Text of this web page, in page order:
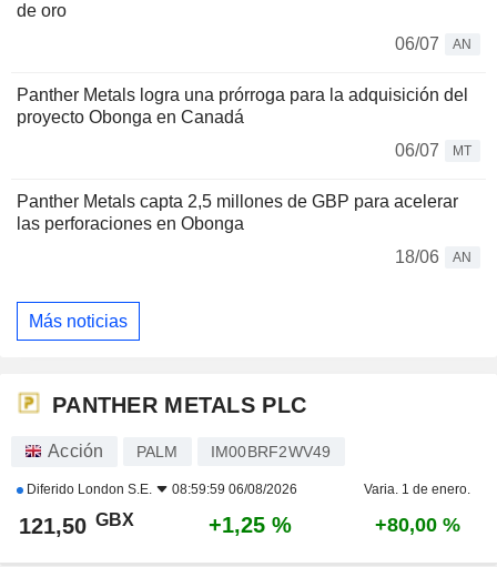
de oro
06/07
AN
Panther Metals logra una prórroga para la adquisición del
proyecto Obonga en Canadá
06/07
MT
Panther Metals capta 2,5 millones de GBP para acelerar
las perforaciones en Obonga
18/06
AN
Más noticias
PANTHER METALS PLC
Acción PALM IM00BRF2WV49
Diferido London S.E. 08:59:59 06/08/2026 Varia. 1 de enero.
121,50 GBX +1,25 % +80,00 %